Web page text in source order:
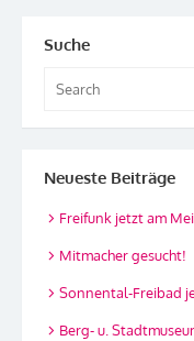
Suche
for:
Neueste Beiträge
Freifunk jetzt am
Mitmacher gesucht!
Sonnental-Freibad
Berg- u.